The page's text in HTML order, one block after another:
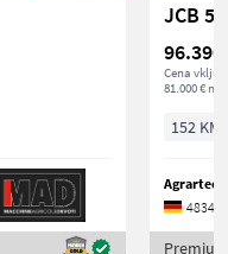
JCB
96.390
Cena
81.000 €
152
48341